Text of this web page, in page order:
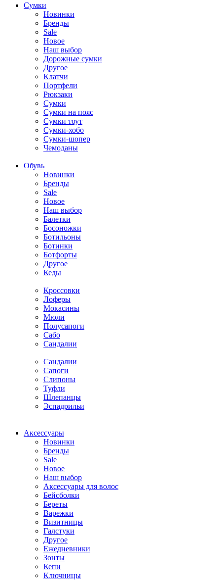
Cумки
Новинки
Бренды
Sale
Новое
Наш выбор
Дорожные сумки
Другое
Клатчи
Портфели
Рюкзаки
Сумки
Сумки на пояс
Сумки тоут
Сумки-хобо
Сумки-шопер
Чемоданы
Обувь
Новинки
Бренды
Sale
Новое
Наш выбор
Балетки
Босоножки
Ботильоны
Ботинки
Ботфорты
Другое
Кеды
Кроссовки
Лоферы
Мокасины
Мюли
Полусапоги
Сабо
Сандалии
Сандалии
Сапоги
Слипоны
Туфли
Шлепанцы
Эспадрильи
Аксессуары
Новинки
Бренды
Sale
Новое
Наш выбор
Аксессуары для волос
Бейсболки
Береты
Варежки
Визитницы
Галстуки
Другое
Ежедневники
Зонты
Кепи
Ключницы